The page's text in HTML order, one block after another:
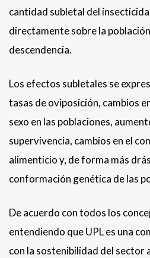
cantidad subletal del
directamente sobre la
descendencia.
Los efectos subletales se
tasas de oviposición, cambios
sexo en las poblaciones,
supervivencia, cambios en el
alimenticio y, de forma más
conformación genética de las
De acuerdo con todos los
entendiendo que UPL es una
con la sostenibilidad del sector